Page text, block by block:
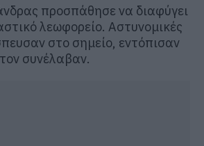
προσπάθησε να διαφύγει
λεωφορείο. Αστυνομικές
στο σημείο, εντόπισαν
συνέλαβαν.